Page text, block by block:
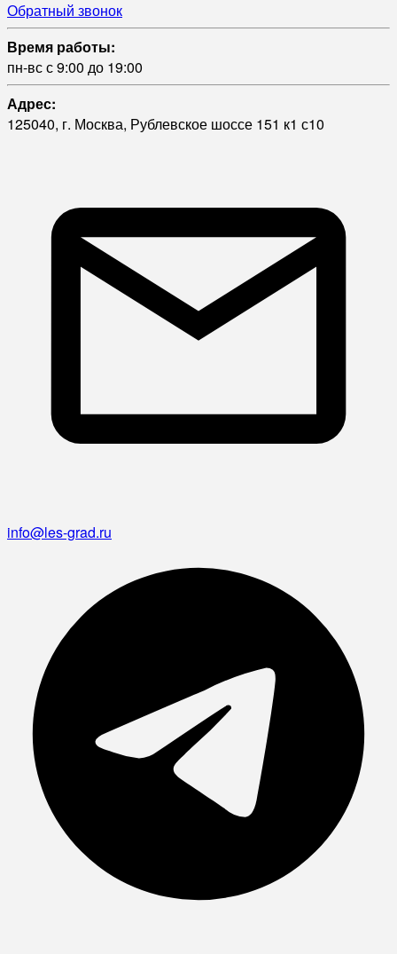
Обратный звонок
Время работы:
пн-вс с 9:00 до 19:00
Адрес:
125040, г. Москва, Рублевское шоссе 151 к1 с10
info@les-grad.ru